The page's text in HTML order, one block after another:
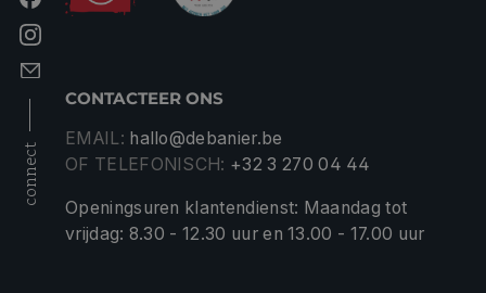
connect
CONTACTEER ONS
EMAIL: hallo@debanier.be
OF TELEFONISCH: +32 3 270 04 44
Openingsuren klantendienst: Maandag tot
vrijdag: 8.30 - 12.30 uur en 13.00 - 17.00 uur